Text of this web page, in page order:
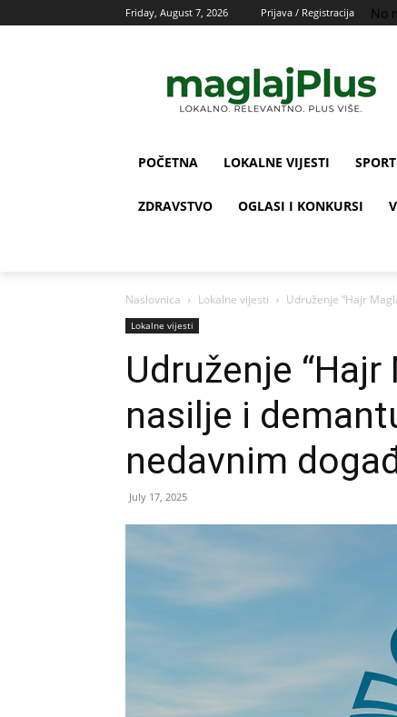
Friday, August 7, 2026 Prijava / Registracija No
POČETNA LOKALNE VIJESTI SPORT
ZDRAVSTVO OGLASI I KONKURSI
Naslovnica Lokalne vijesti Udruženje “Hajr
Lokalne vijesti
Udruženje
nasilje i
nedavnim
July 17, 2025